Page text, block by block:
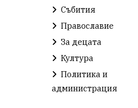
Събития
Православие
За децата
Култура
Политика и
администрация